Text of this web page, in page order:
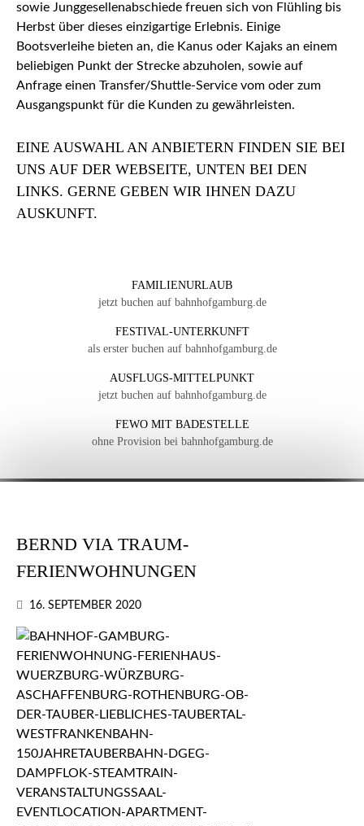
sowie Junggesellenabschiede freuen sich von Flühling bis
Herbst über dieses einzigartige Erlebnis. Einige
Bootsverleihe bieten an, die Kanus oder Kajaks an einem
beliebigen Punkt der Strecke abzuholen, sowie auf
Anfrage einen Transfer/Shuttle-Service vom oder zum
Ausgangspunkt für die Kunden zu gewährleisten.
EINE AUSWAHL AN ANBIETERN FINDEN SIE BEI
UNS AUF DER WEBSEITE, UNTEN BEI DEN
LINKS. GERNE GEBEN WIR IHNEN DAZU
AUSKUNFT.
FAMILIENURLAUB
jetzt buchen auf bahnhofgamburg.de
FESTIVAL-UNTERKUNFT
als erster buchen auf bahnhofgamburg.de
AUSFLUGS-MITTELPUNKT
jetzt buchen auf bahnhofgamburg.de
FEWO MIT BADESTELLE
ohne Provision bei bahnhofgamburg.de
BERND VIA TRAUM-
FERIENWOHNUNGEN
16. SEPTEMBER 2020